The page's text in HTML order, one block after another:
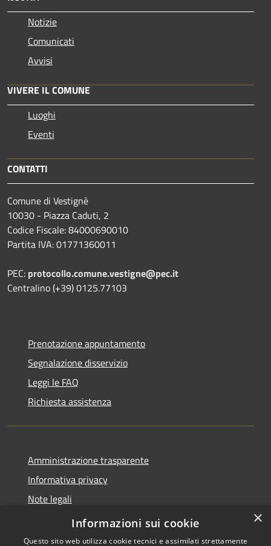
Notizie
Comunicati
Avvisi
VIVERE IL COMUNE
Luoghi
Eventi
CONTATTI
Comune di Vestignè
10030 - Piazza Caduti, 2
Codice Fiscale: 84000690010
Partita IVA: 01771360011
PEC: protocollo.comune.vestigne@pec.it
Centralino (+39) 0125.77103
Prenotazione appuntamento
Segnalazione disservizio
Leggi le FAQ
Richiesta assistenza
Amministrazione trasparente
Informativa privacy
Note legali
Dichiarazione di accessibilità
×
Informazioni sui cookie
Questo sito web utilizza cookie tecnici e assimilati strettamente